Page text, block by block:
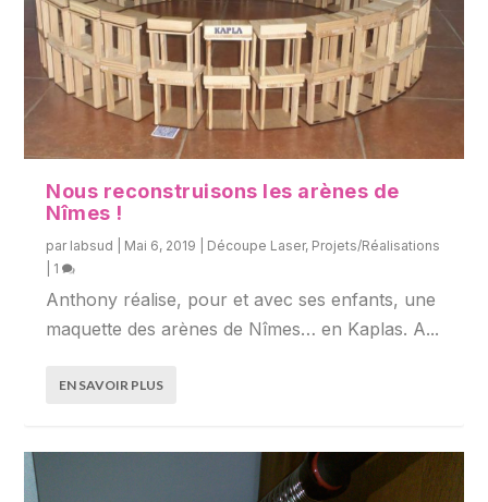
Nous reconstruisons les arènes de
Nîmes !
par labsud Mai 6, 2019 Découpe Laser, Projets/Réalisations
1
Anthony réalise, pour et avec ses enfants, une
maquette des arènes de Nîmes… en Kaplas. A...
EN SAVOIR PLUS